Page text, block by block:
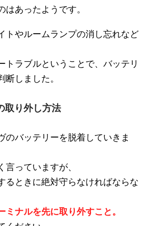
はあったようです。
トやルームランプの消し忘れなど
トラブルということで、バッテリ
断しました。
取り外し方法
のバッテリーを脱着していきま
言っていますが、
るときに絶対守らなければならな
ナルを先に取り外すこと。